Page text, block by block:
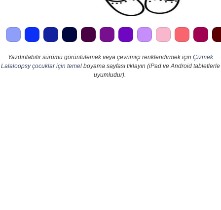
Yazdırılabilir sürümü görüntülemek veya çevrimiçi renklendirmek için Çizmek
Lalaloopsy çocuklar için temel boyama sayfası tıklayın (iPad ve Android tabletlerle
uyumludur).